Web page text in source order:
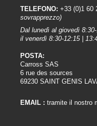
TELEFONO: +33 (0)1 60
sovrapprezzo)
Dal lunedì al giovedì
il venerdì 8:30-12:15 |
POSTA:
Carross SAS
6 rue des sources
69230 SAINT GENIS
EMAIL : tramite il nostro